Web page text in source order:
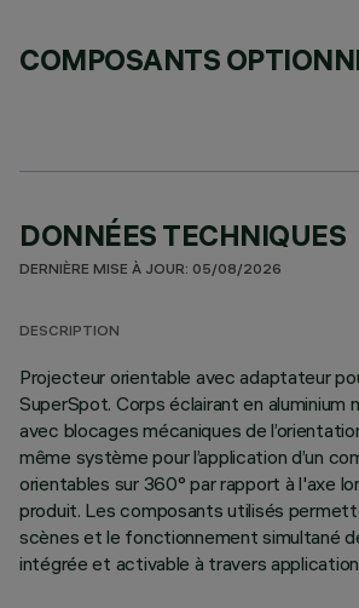
COMPOSANTS
DONNÉES TECHNIQUES
DERNIÈRE MISE À JOUR: 05/08/2026
DESCRIPTION
Projecteur orientable avec adaptateur
SuperSpot. Corps éclairant en
avec blocages mécaniques de
même système pour l’application d’un
orientables sur 360° par rapport à l'axe
produit. Les composants utilisés
scènes et le fonctionnement simultané
intégrée et activable à travers